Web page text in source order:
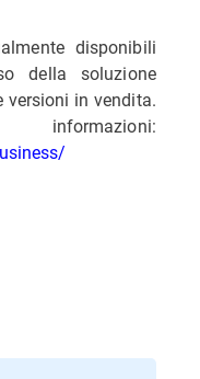
disponibili
della soluzione
versioni in vendita.